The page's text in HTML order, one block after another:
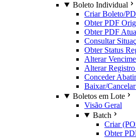
Boleto Individual
Criar Boleto/
Obter PDF
Obter PDF
Consultar
Obter Status
Alterar
Alterar
Conceder
Baixar/
Boletos em Lote
Visão Geral
Batch
Criar
Obter